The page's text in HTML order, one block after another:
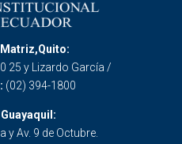
25 y Lizardo García /
(02) 394-1800
y Av. 9 de Octubre.